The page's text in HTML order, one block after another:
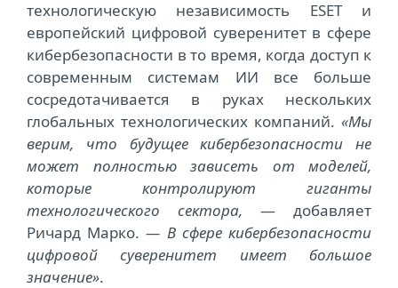
технологическую независимость ESET и
европейский цифровой суверенитет в сфере
кибербезопасности в то время, когда доступ к
современным системам ИИ все больше
сосредотачивается в руках нескольких
глобальных технологических компаний. «Мы
верим, что будущее кибербезопасности не
может полностью зависеть от моделей,
которые контролируют гиганты
технологического сектора, — добавляет
Ричард Марко.— В сфере кибербезопасности
цифровой суверенитет имеет большое
значение».